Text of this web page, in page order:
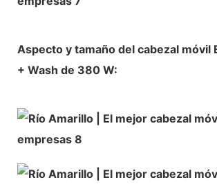
Aspecto y tamaño del cabezal móvil
+ Wash de 380 W: